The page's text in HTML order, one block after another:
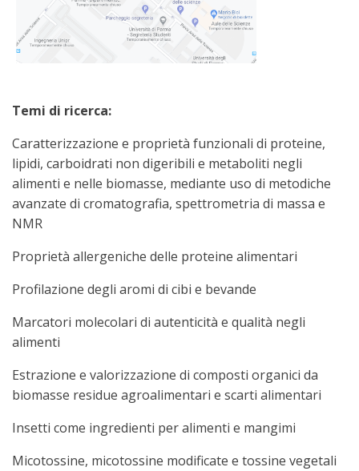
Temi di ricerca:
Caratterizzazione e proprietà funzionali di proteine,
lipidi, carboidrati non digeribili e metaboliti negli
alimenti e nelle biomasse, mediante uso di metodiche
avanzate di cromatografia, spettrometria di massa e
NMR
Proprietà allergeniche delle proteine alimentari
Profilazione degli aromi di cibi e bevande
Marcatori molecolari di autenticità e qualità negli
alimenti
Estrazione e valorizzazione di composti organici da
biomasse residue agroalimentari e scarti alimentari
Insetti come ingredienti per alimenti e mangimi
Micotossine, micotossine modificate e tossine vegetali